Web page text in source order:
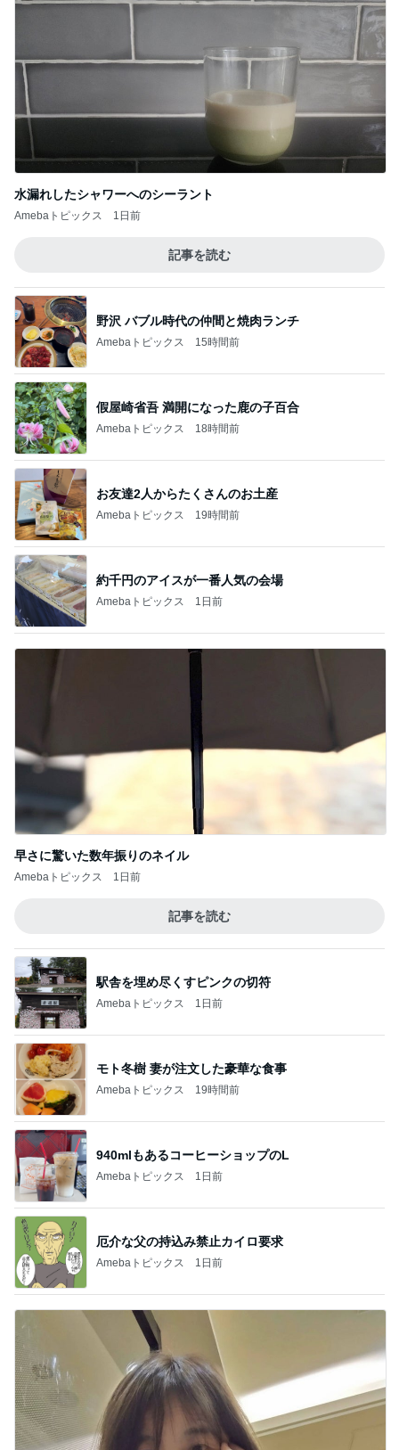
水漏れしたシャワーへのシーラント
Amebaトピックス 1日前
記事を読む
野沢 バブル時代の仲間と焼肉ランチ
Amebaトピックス 15時間前
假屋崎省吾 満開になった鹿の子百合
Amebaトピックス 18時間前
お友達2人からたくさんのお土産
Amebaトピックス 19時間前
約千円のアイスが一番人気の会場
Amebaトピックス 1日前
早さに驚いた数年振りのネイル
Amebaトピックス 1日前
記事を読む
駅舎を埋め尽くすピンクの切符
Amebaトピックス 1日前
モト冬樹 妻が注文した豪華な食事
Amebaトピックス 19時間前
940mlもあるコーヒーショップのL
Amebaトピックス 1日前
厄介な父の持込み禁止カイロ要求
Amebaトピックス 1日前